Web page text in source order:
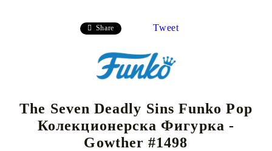
Share Tweet
The Seven Deadly Sins Funko Pop
Колекционерска Фигурка -
Gowther #1498